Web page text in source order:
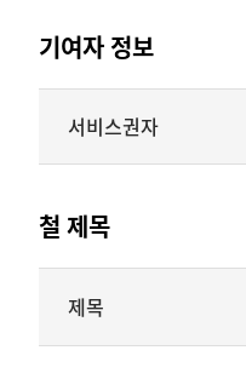
표현형태
제공
기여자 정보
기여자
정보를
테이블
기여자
서비스권자
철 제목
기록물
건의
제목